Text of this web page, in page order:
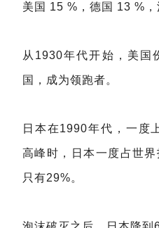
美国 15 %，德国 13 %，
从1930年代开始，美国
国，成为领跑者。
日本在1990年代，一度
高峰时，日本一度占世
只有29%。